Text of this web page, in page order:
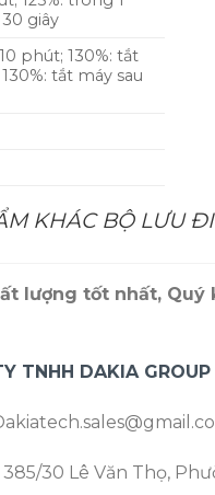
giây
phút; 130%: tắt
tắt máy sau
KHÁC BỘ LƯU
lượng tốt nhất,
TNHH DAKIA GROUP
385/30 Lê Văn Thọ,